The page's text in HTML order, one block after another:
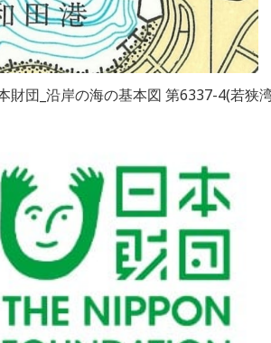
財団_沿岸の海の基本図 第6337-4(若狭